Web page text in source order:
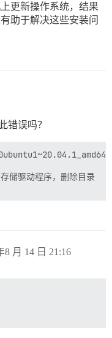
更新操作系统，结果
助于解决这些安装问
错误吗？
储驱动程序，删除目录
8 月 14 日 21:16